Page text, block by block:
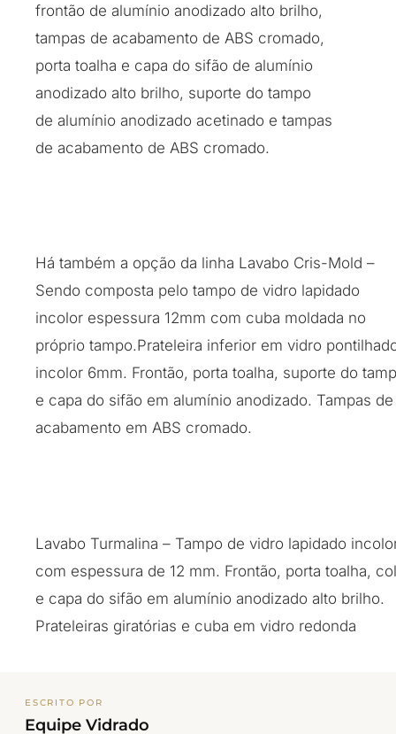
frontão de alumínio anodizado alto brilho,
tampas de acabamento de ABS cromado,
porta toalha e capa do sifão de alumínio
anodizado alto brilho, suporte do tampo
de alumínio anodizado acetinado e tampas
de acabamento de ABS cromado.
Há também a opção da linha Lavabo Cris-Mold –
Sendo composta pelo tampo de vidro lapidado
incolor espessura 12mm com cuba moldada no
próprio tampo.Prateleira inferior em vidro
incolor 6mm. Frontão, porta toalha, suporte do
e capa do sifão em alumínio anodizado. Tampas de
acabamento em ABS cromado.
Lavabo Turmalina – Tampo de vidro lapidado
com espessura de 12 mm. Frontão, porta toalha,
e capa do sifão em alumínio anodizado alto brilho.
Prateleiras giratórias e cuba em vidro redonda
ESCRITO POR
Equipe Vidrado